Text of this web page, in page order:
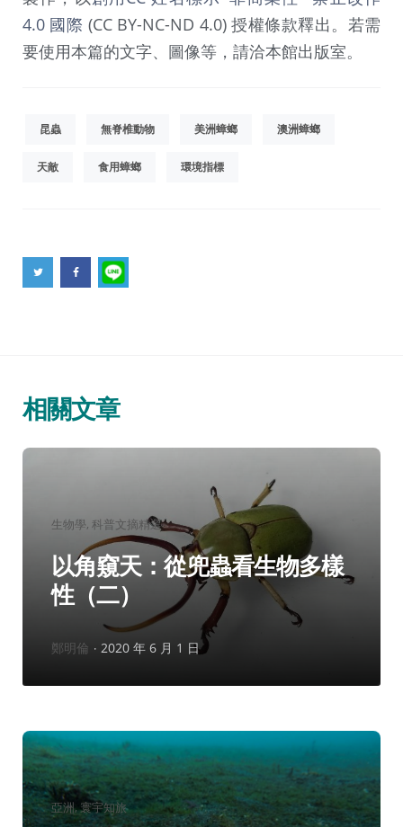
4.0 國際 (CC BY-NC-ND 4.0) 授權條款釋出。若需
要使用本篇的文字、圖像等，請洽本館出版室。
昆蟲 無脊椎動物 美洲蟑螂 澳洲蟑螂
天敵 食用蟑螂 環境指標
相關文章
分
類：
生物學 科普文摘精選
以角窺天：從兜蟲看生物多樣
性（二）
作
鄭明倫 2020 年 6 月 1 日
分
類：
亞洲 寰宇知旅